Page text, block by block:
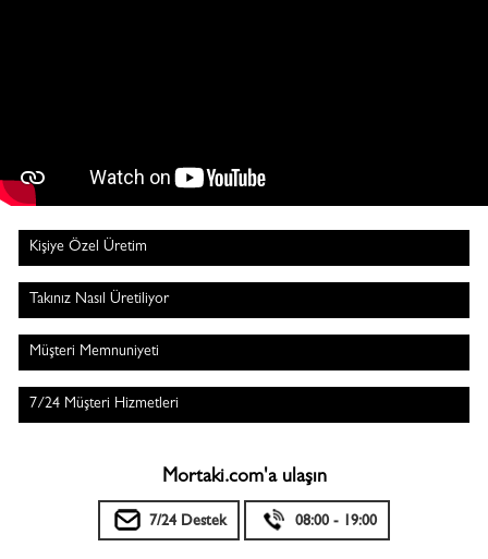
Kişiye Özel Üretim
Takınız Nasıl Üretiliyor
Müşteri Memnuniyeti
7/24 Müşteri Hizmetleri
Mortaki.com'a ulaşın
7/24 Destek 08:00 - 19:00